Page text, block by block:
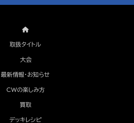
取扱タイトル
大会
最新情報・お知らせ
CWの楽しみ方
買取
デッキレシピ